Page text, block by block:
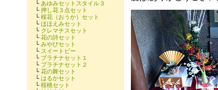
└ あゆみセットスタイル３
└ 押し花３点セット
└ 桜花（おうか）セット
└ ほほえみセット
└ クレマチスセット
└ 花の詩セット
└ みやびセット
└ スイートピー
└ プラチナセット１
└ プラチナセット２
└ 花の舞セット
└ はるかセット
└ 桜桃セット